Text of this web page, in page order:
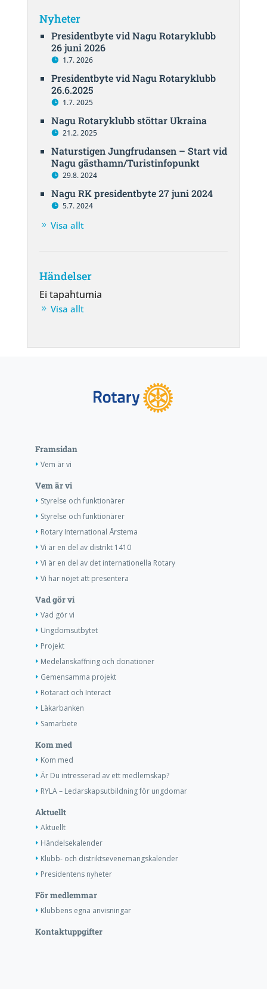
Nyheter
Presidentbyte vid Nagu Rotaryklubb
26 juni 2026
1.7. 2026
Presidentbyte vid Nagu Rotaryklubb
26.6.2025
1.7. 2025
Nagu Rotaryklubb stöttar Ukraina
21.2. 2025
Naturstigen Jungfrudansen – Start vid
Nagu gästhamn/Turistinfopunkt
29.8. 2024
Nagu RK presidentbyte 27 juni 2024
5.7. 2024
Visa allt
Händelser
Ei tapahtumia
Visa allt
Framsidan
Vem är vi
Vem är vi
Styrelse och funktionärer
Styrelse och funktionärer
Rotary International Årstema
Vi är en del av distrikt 1410
Vi är en del av det internationella Rotary
Vi har nöjet att presentera
Vad gör vi
Vad gör vi
Ungdomsutbytet
Projekt
Medelanskaffning och donationer
Gemensamma projekt
Rotaract och Interact
Läkarbanken
Samarbete
Kom med
Kom med
Är Du intresserad av ett medlemskap?
RYLA – Ledarskapsutbildning för ungdomar
Aktuellt
Aktuellt
Händelsekalender
Klubb- och distriktsevenemangskalender
Presidentens nyheter
För medlemmar
Klubbens egna anvisningar
Kontaktuppgifter